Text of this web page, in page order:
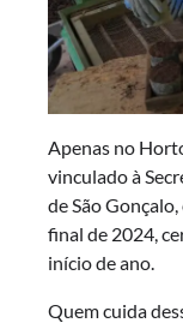
Apenas no
vinculado à
de São
final de 2024,
início de ano.
Quem cuida